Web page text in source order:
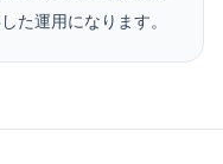
た運用になります。